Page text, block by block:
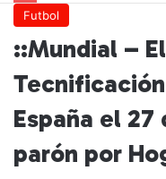
Futbol
::Mundial –
España el
parón por